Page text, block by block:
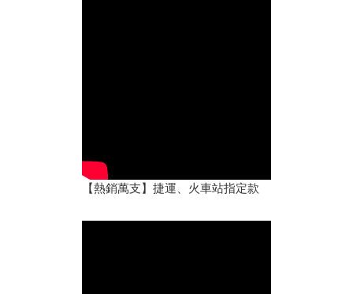
【熱銷萬支】捷運、火車站指定款